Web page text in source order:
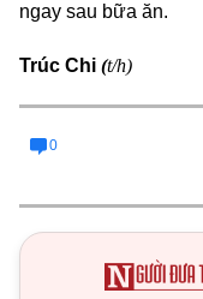
ngay sau bữa ăn.
Trúc Chi (t/h)
0